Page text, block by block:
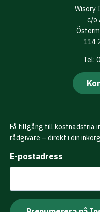
Wisory
c/o
114
Tel:
Få tillgång till kostnadsfria
rådgivare – direkt i din
E-postadress